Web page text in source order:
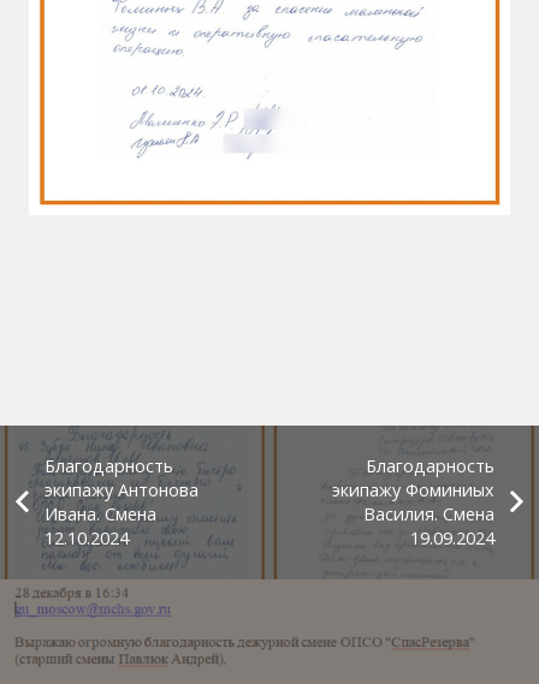
Благодарность
экипажу Антонова
Ивана. Смена
12.10.2024
Благодарность
экипажу Фоминиых
Василия. Смена
19.09.2024